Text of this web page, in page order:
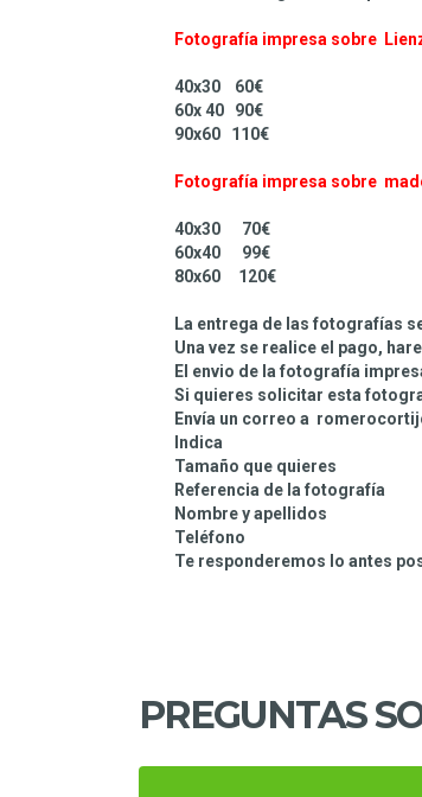
Fotografía impresa sobre
40x30 60€
60x 40 90€
90x60 110€
Fotografía impresa sobre
40x30 70€
60x40 99€
80x60 120€
La entrega de las fotografías
Una vez se realice el pago,
El envio de la fotografía
Si quieres solicitar esta
Envía un correo a
Indica
Tamaño que quieres
Referencia de la fotografía
Nombre y apellidos
Teléfono
Te responderemos lo antes
PREGUNTAS